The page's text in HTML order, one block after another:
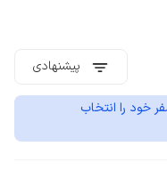
پیشنهادی
خود را انتخاب